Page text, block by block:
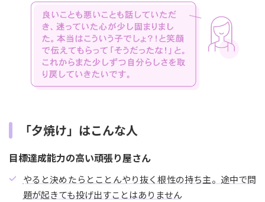
「夕焼け」はこんな人
目標達成能力の高い頑張り屋さん
やると決めたらとことんやり抜く根性の持ち主。途中で問
題が起きても投げ出すことはありません